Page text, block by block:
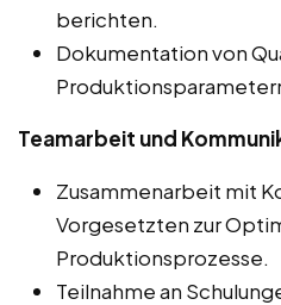
berichten.
Dokumentation von
Teamarbeit und
Zusammenarbeit mit
Vorgesetzten zur
Produktionsprozesse.
Teilnahme an